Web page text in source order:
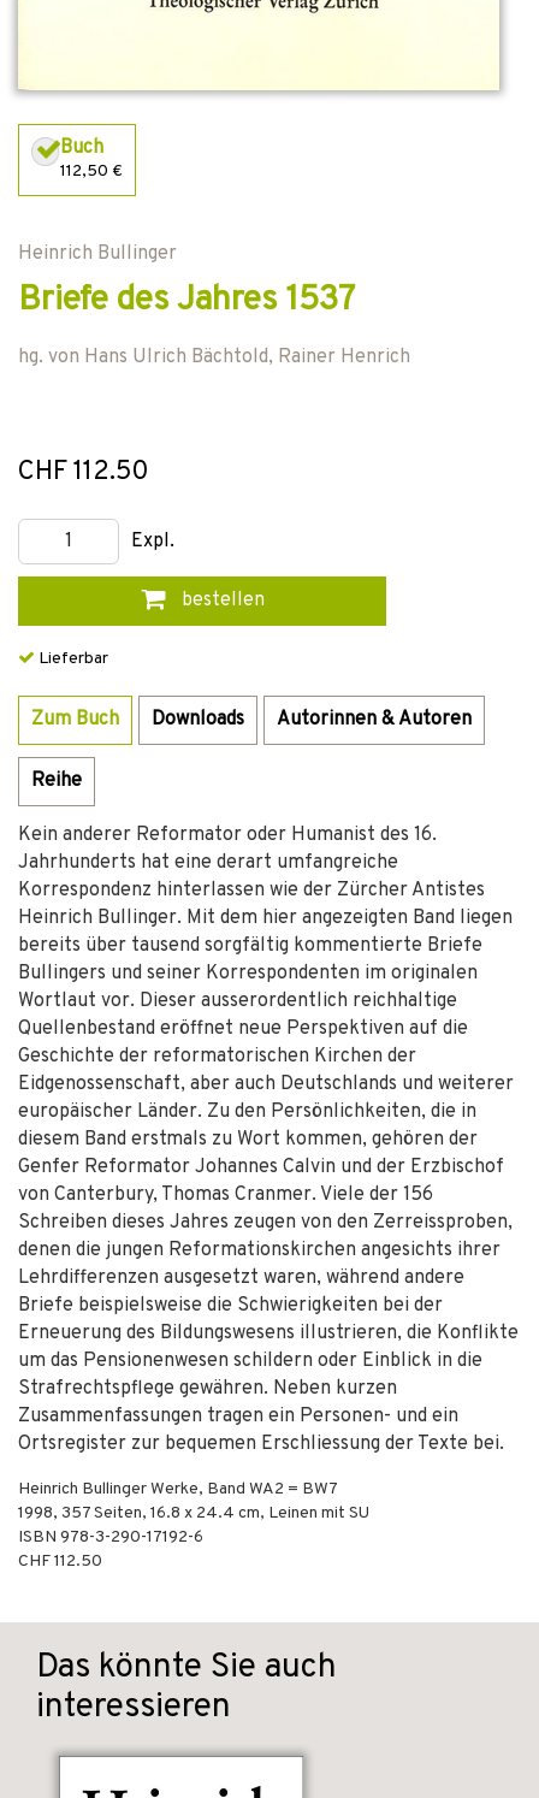
Buch
112,50 €
Heinrich Bullinger
Briefe des Jahres 1537
hg. von Hans Ulrich Bächtold, Rainer Henrich
CHF 112.50
Expl.
bestellen
Lieferbar
Zum Buch Downloads Autorinnen & Autoren
Reihe
Kein anderer Reformator oder Humanist des 16.
Jahrhunderts hat eine derart umfangreiche
Korrespondenz hinterlassen wie der Zürcher Antistes
Heinrich Bullinger. Mit dem hier angezeigten Band liegen
bereits über tausend sorgfältig kommentierte Briefe
Bullingers und seiner Korrespondenten im originalen
Wortlaut vor. Dieser ausserordentlich reichhaltige
Quellenbestand eröffnet neue Perspektiven auf die
Geschichte der reformatorischen Kirchen der
Eidgenossenschaft, aber auch Deutschlands und weiterer
europäischer Länder. Zu den Persönlichkeiten, die in
diesem Band erstmals zu Wort kommen, gehören der
Genfer Reformator Johannes Calvin und der Erzbischof
von Canterbury, Thomas Cranmer. Viele der 156
Schreiben dieses Jahres zeugen von den Zerreissproben,
denen die jungen Reformationskirchen angesichts ihrer
Lehrdifferenzen ausgesetzt waren, während andere
Briefe beispielsweise die Schwierigkeiten bei der
Erneuerung des Bildungswesens illustrieren, die Konflikte
um das Pensionenwesen schildern oder Einblick in die
Strafrechtspflege gewähren. Neben kurzen
Zusammenfassungen tragen ein Personen- und ein
Ortsregister zur bequemen Erschliessung der Texte bei.
Heinrich Bullinger Werke, Band WA2 = BW7
1998, 357Seiten, 16.8 x 24.4 cm, Leinen mit SU
ISBN 978-3-290-17192-6
CHF 112.50
Das könnte Sie auch
interessieren